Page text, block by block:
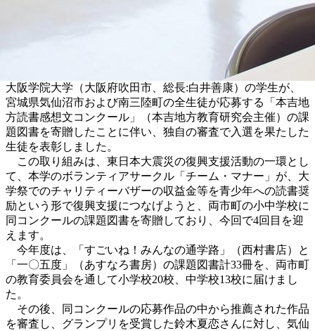
大阪学院大学（大阪府吹田市、総長:白井善康）の学生が、
宮城県気仙沼市および南三陸町の全生徒が応募する「本吉地
方読書感想文コンクール」（本吉地方教育研究会主催）の課
題図書を寄贈したことに伴い、独自の審査で入選を果たした
生徒を表彰しました。
この取り組みは、東日本大震災の復興支援活動の一環とし
て、本学のボランティアサークル「チーム・マナー」が、大
学祭でのチャリティーバザーの収益金等を青少年への読書奨
励という形で復興支援につなげようと、両市町の小中学校に
同コンクールの課題図書を寄贈しており、今回で4回目を迎
えます。
今年度は、「すごいね！みんなの通学路」（西村書店）と
「一〇五度」（あすなろ書房）の課題図書計33冊を、両市町
の教育委員会を通して小学校20校、中学校13校に届けまし
た。
その後、同コンクールの応募作品の中から推薦された作品
を審査し、グランプリを受賞した鈴木夏恋さんに対し、気仙